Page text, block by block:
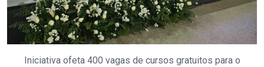
Iniciativa ofeta 400 vagas de cursos gratuitos para o